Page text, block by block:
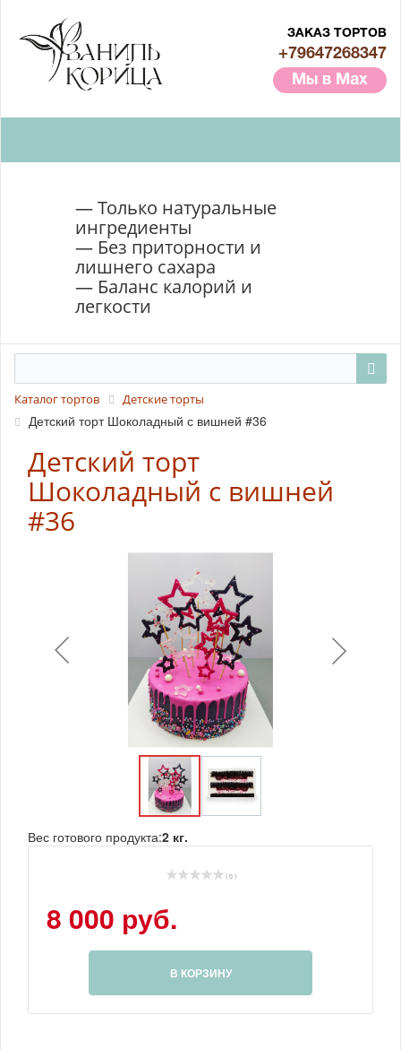
ЗАКАЗ ТОРТОВ
+79647268347
Мы в Max
— Только натуральные
ингредиенты
— Без приторности и
лишнего сахара
— Баланс калорий и
легкости
Каталог тортов Детские торты
Детский торт Шоколадный с вишней #36
Детский торт
Шоколадный с вишней
#36
Вес готового продукта:2 кг.
( 0 )
8 000 руб.
В КОРЗИНУ